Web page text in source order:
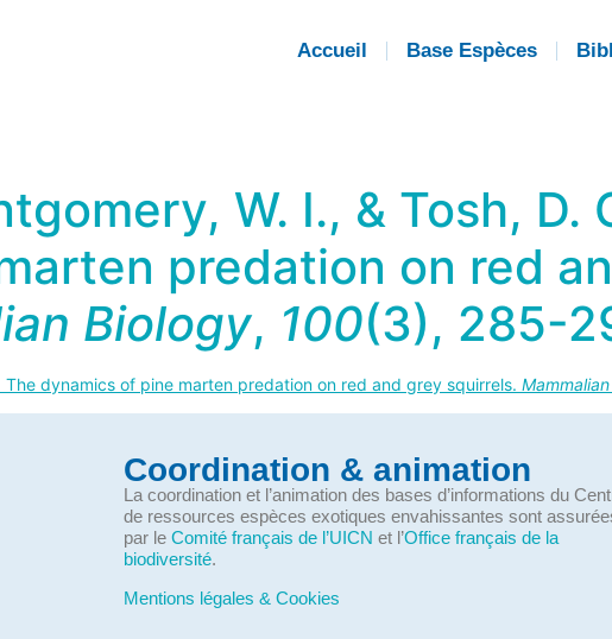
Accueil Base Espèces
W. I., & Tosh, D.
predation on red
Biology, 100(3), 285-
dynamics of pine marten predation on red and grey squirrels.
Coordination & animation
La coordination et l’animation des bases d’informations du
de ressources espèces exotiques envahissantes sont
par le Comité français de l’UICN et l’Office français de la
biodiversité.
Mentions légales & Cookies